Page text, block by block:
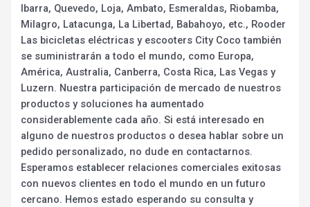
Ibarra, Quevedo, Loja, Ambato, Esmeraldas, Riobamba,
Milagro, Latacunga, La Libertad, Babahoyo, etc., Rooder
Las bicicletas eléctricas y escooters City Coco también
se suministrarán a todo el mundo, como Europa,
América, Australia, Canberra, Costa Rica, Las Vegas y
Luzern. Nuestra participación de mercado de nuestros
productos y soluciones ha aumentado
considerablemente cada año. Si está interesado en
alguno de nuestros productos o desea hablar sobre un
pedido personalizado, no dude en contactarnos.
Esperamos establecer relaciones comerciales exitosas
con nuevos clientes en todo el mundo en un futuro
cercano. Hemos estado esperando su consulta y